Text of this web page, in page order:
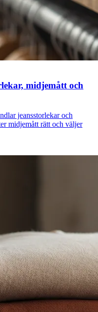
midjemått och
jeansstorlekar och
midjemått rätt och väljer